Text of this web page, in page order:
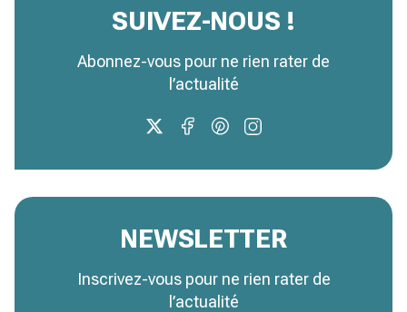
SUIVEZ-NOUS !
Abonnez-vous pour ne rien rater de
l’actualité
NEWSLETTER
Inscrivez-vous pour ne rien rater de
l’actualité